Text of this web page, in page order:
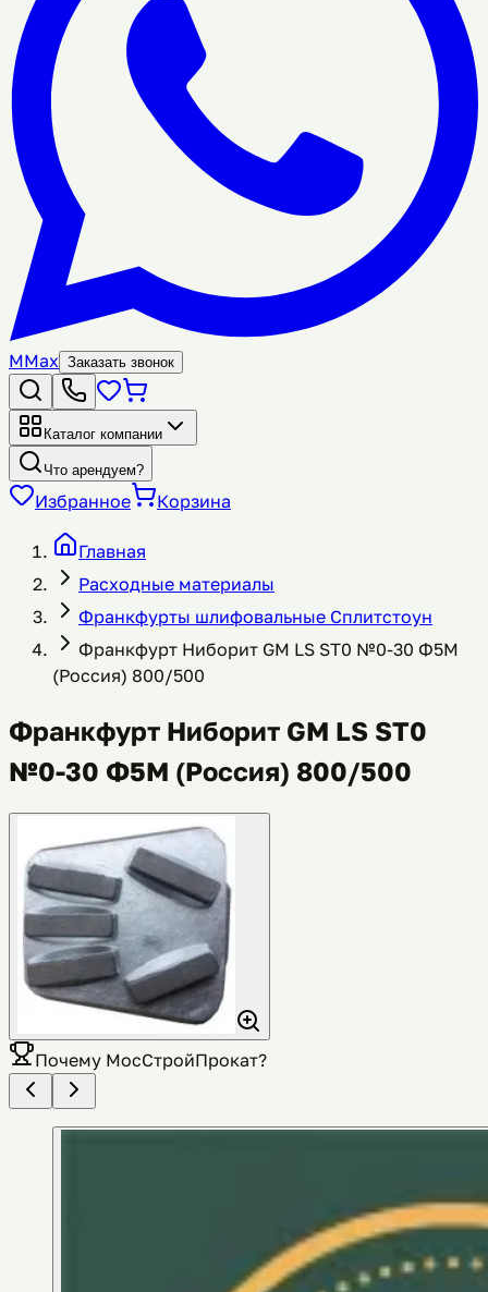
MMax Заказать звонок
Каталог компании
Что арендуем?
Избранное Корзина
Главная
Расходные материалы
Франкфурты шлифовальные Сплитстоун
Франкфурт Ниборит GM LS ST0 №0-30 Ф5М
(Россия) 800/500
Франкфурт Ниборит GM LS ST0
№0-30 Ф5М (Россия) 800/500
Почему МосСтройПрокат?